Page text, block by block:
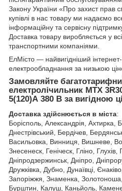
Закону України «Про захист прав
купівлі в нас товару ми надаємо
інформаційну та сервісну
Доставка товару виробляється у
транспортними компаніями.
ЕлМісто — найвигідніший
електрообладнання за низькою
Замовляйте
електролічильник MTX
5(120)А 380 В за вигідною
Доставка здійснюється в міста:
Борісполь, Александрія, Ахтирка,
Днестрівський, Бердічев,
Васильовка, Винниця, Вишневе,
Знесенеск, Геніческ, Гліно, Глухів,
Дніпродзержинськ, Дніпро,
Дружківка, Дубно, Дунаївці,
Запоріжжя, Знаменка, Золотоноша,
Бурштин, Калуш, Каньйоль,